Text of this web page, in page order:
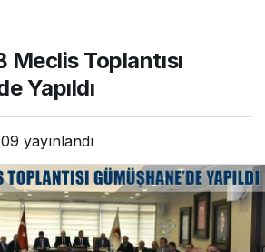
Meclis Toplantısı
Yapıldı
yayınlandı